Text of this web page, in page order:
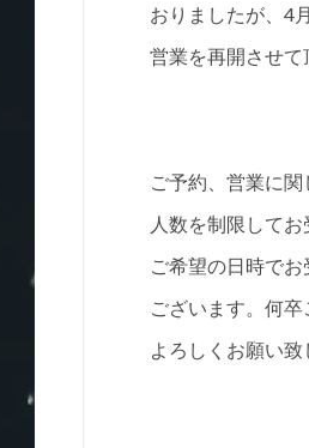
おりましたが、4
営業を再開させて
ご予約、営業に関
人数を制限してお
ご希望の日時で
ございます。何
よろしくお願い致